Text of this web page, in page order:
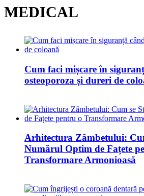
MEDICAL
Cum faci mișcare în
osteoporoza și dureri de
Arhitectura Zâmbetului:
Numărul Optim de Fațete
Transformare Armonioasă